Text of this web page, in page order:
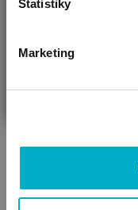
Štatistiky
Marketing